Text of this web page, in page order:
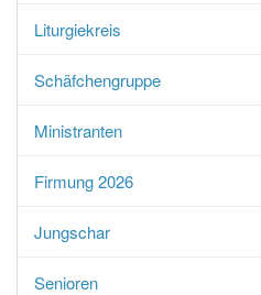
Liturgiekreis
Schäfchengruppe
Ministranten
Firmung 2026
Jungschar
Senioren